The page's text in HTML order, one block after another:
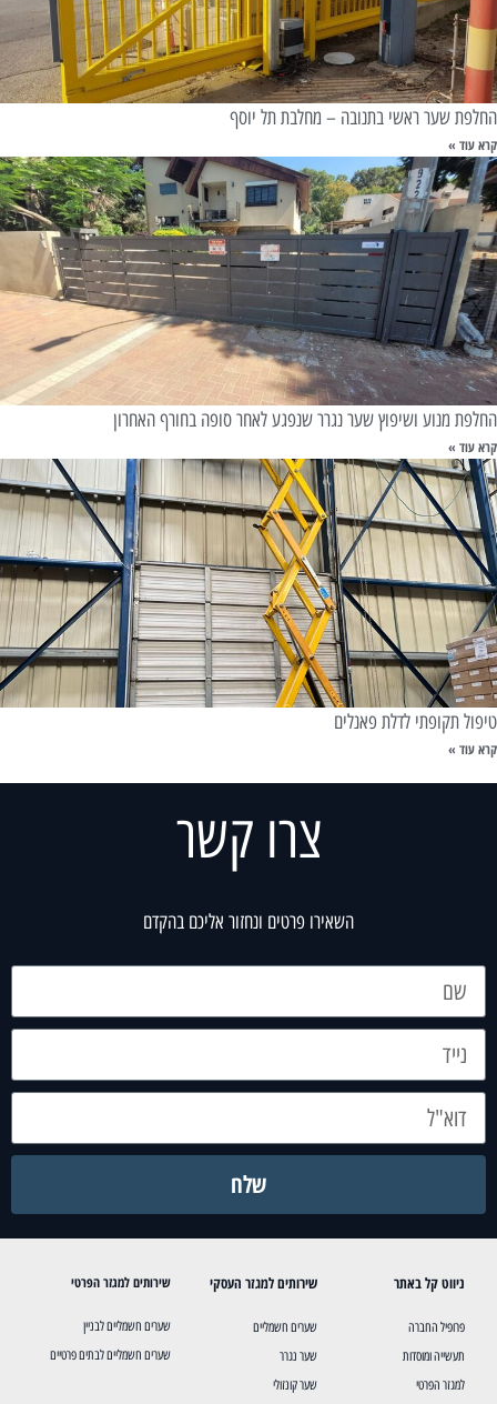
החלפת שער ראשי בתנובה – מחלבת תל יוסף
קרא עוד »
החלפת מנוע ושיפוץ שער נגרר שנפגע לאחר סופה בחורף האחרון
קרא עוד »
טיפול תקופתי לדלת פאנלים
קרא עוד »
צרו קשר
השאירו פרטים ונחזור אליכם בהקדם
שלח
ניווט קל באתר
פרופיל החברה
תעשייה ומוסדות
למגזר הפרטי
שירותים למגזר העסקי
שערים חשמליים
שער נגרר
שער קונזולי
שירותים למגזר הפרטי
שערים חשמליים לבניין
שערים חשמליים לבתים פרטיים